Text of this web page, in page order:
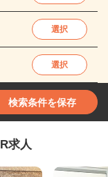
選択
選択
検索条件を保存
求人